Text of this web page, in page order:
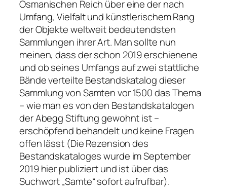
Osmanischen Reich über eine der nach
Umfang, Vielfalt und künstlerischem Rang
der Objekte weltweit bedeutendsten
Sammlungen ihrer Art. Man sollte nun
meinen, dass der schon 2019 erschienene
und ob seines Umfangs auf zwei stattliche
Bände verteilte Bestandskatalog dieser
Sammlung von Samten vor 1500 das Thema
– wie man es von den Bestandskatalogen
der Abegg Stiftung gewohnt ist –
erschöpfend behandelt und keine Fragen
offen lässt (Die Rezension des
Bestandskataloges wurde im September
2019 hier publiziert und ist über das
Suchwort „Samte“ sofort aufrufbar).